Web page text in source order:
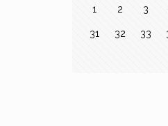
1 2 3
31 32 33